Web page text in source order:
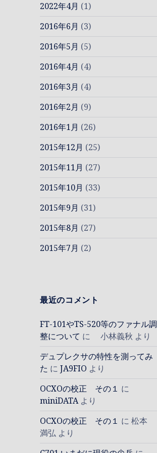
2022年4月 (1)
2016年6月 (3)
2016年5月 (5)
2016年4月 (4)
2016年3月 (4)
2016年2月 (9)
2016年1月 (26)
2015年12月 (25)
2015年11月 (27)
2015年10月 (33)
2015年9月 (31)
2015年8月 (27)
2015年7月 (2)
最近のコメント
FT-101やTS-520等のファナル調
整について に 小林義秋 より
デュプレクサの特性を測ってみ
た にJA9FIO より
OCXOの校正 その１ に
miniDATAより
OCXOの校正 その１ に松本
満弘 より